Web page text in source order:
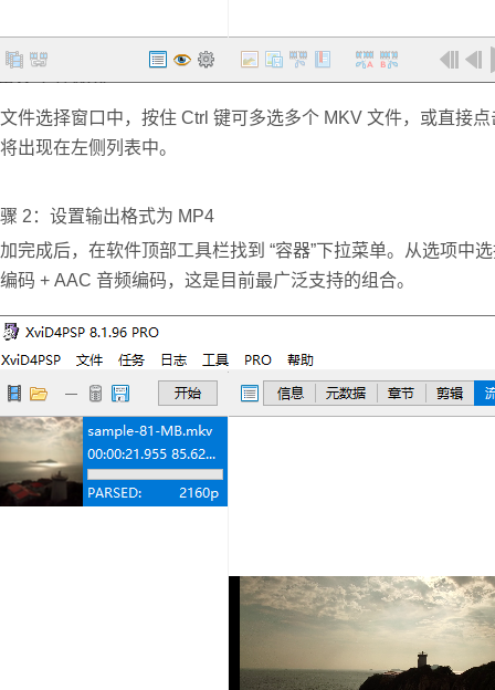
件选择窗口中，按住 Ctrl 键可多选多个 MKV 文件，或直接
出现在左侧列表中。
2：设置输出格式为 MP4
完成后，在软件顶部工具栏找到 “容器”下拉菜单。
从选项中
码 + AAC 音频编码，这是目前最广泛支持的组合。